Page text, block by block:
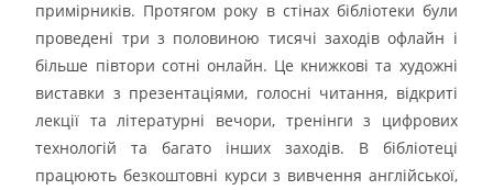
примірників. Протягом року в стінах бібліотеки були
проведені три з половиною тисячі заходів офлайн і
більше півтори сотні онлайн. Це книжкові та художні
виставки з презентаціями, голосні читання, відкриті
лекції та літературні вечори, тренінги з цифрових
технологій та багато інших заходів. В бібліотеці
працюють безкоштовні курси з вивчення англійської,